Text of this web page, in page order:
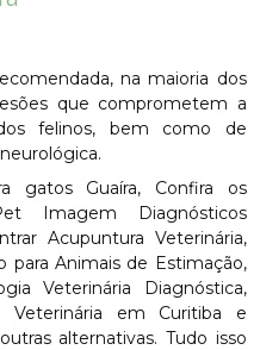
na maioria dos
que comprometem a
felinos, bem como de
gatos Guaíra, Confira os
Imagem Diagnósticos
Acupuntura Veterinária,
para Animais de Estimação,
Veterinária Diagnóstica,
Veterinária em Curitiba e
alternativas. Tudo isso